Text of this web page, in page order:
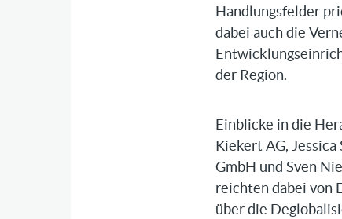
Handlungsfelder
dabei auch die
der Region.
Einblicke in die
Kiekert AG, Jessica
GmbH und Sven
reichten dabei von
über die